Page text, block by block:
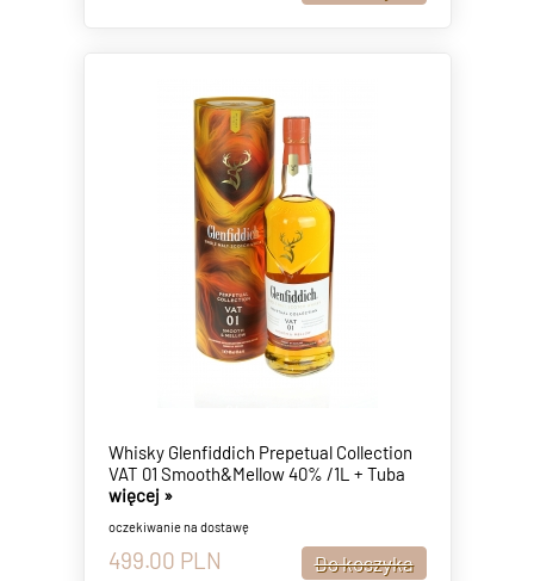
Whisky Glenfiddich Prepetual Collection
VAT 01 Smooth&Mellow 40% /1L + Tuba
więcej »
oczekiwanie na dostawę
499.00 PLN